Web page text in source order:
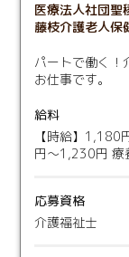
医療法人社団
藤枝介護老人保
パートで働く！
お仕事です。
給料
【時給】
円〜1,230円
応募資格
介護福祉士